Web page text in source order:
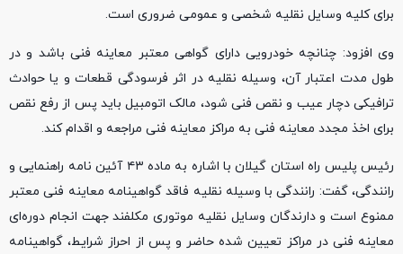
برای کلیه وسایل نقلیه شخصی و عمومی ضروری است.
وی افزود: چنانچه خودرویی دارای گواهی معتبر معاینه فنی باشد و در
طول مدت اعتبار آن، وسیله نقلیه در اثر فرسودگی قطعات و یا حوادث
ترافیکی دچار عیب و نقص فنی شود، مالک اتومبیل باید پس از رفع نقص
برای اخذ مجدد معاینه فنی به مراکز معاینه فنی مراجعه و اقدام کند.
رئیس پلیس راه استان گیلان با اشاره به ماده ۴۳ آئین نامه راهنمایی و
رانندگی، گفت: رانندگی با وسیله نقلیه فاقد گواهینامه معاینه فنی معتبر
ممنوع است و دارندگان وسایل نقلیه موتوری مکلفند جهت انجام دوره‌ای
معاینه فنی در مراکز تعیین شده حاضر و پس از احراز شرایط، گواهینامه